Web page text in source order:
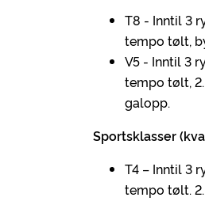
T8 - Inntil 3
tempo tølt,
V5 - Inntil 3
tempo tølt,
galopp.
Sportsklasser
T4 – Inntil 3
tempo tølt.